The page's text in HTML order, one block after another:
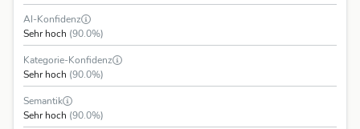
AI-Konfidenz
Sehr hoch (90.0%)
Kategorie-Konfidenz
Sehr hoch (90.0%)
Semantik
Sehr hoch (90.0%)